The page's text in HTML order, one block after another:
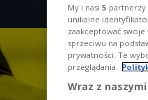
My i nasi 5
unikalne
zaakceptować
sprzeciwu na
prywatności. Te
przeglądania.
Wraz z